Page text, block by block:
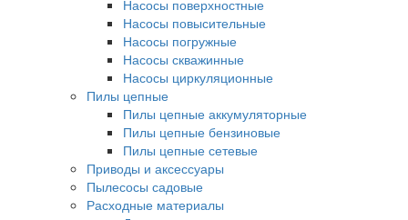
Насосы поверхностные
Насосы повысительные
Насосы погружные
Насосы скважинные
Насосы циркуляционные
Пилы цепные
Пилы цепные аккумуляторные
Пилы цепные бензиновые
Пилы цепные сетевые
Приводы и аксессуары
Пылесосы садовые
Расходные материалы